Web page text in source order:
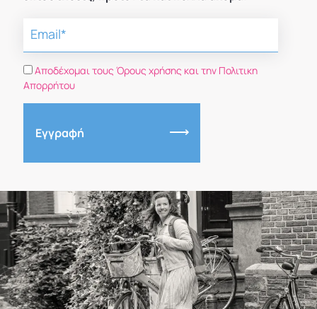
Αποδέχομαι τους Όρους χρήσης και την Πολιτικη
Απορρήτου
Εγγραφή